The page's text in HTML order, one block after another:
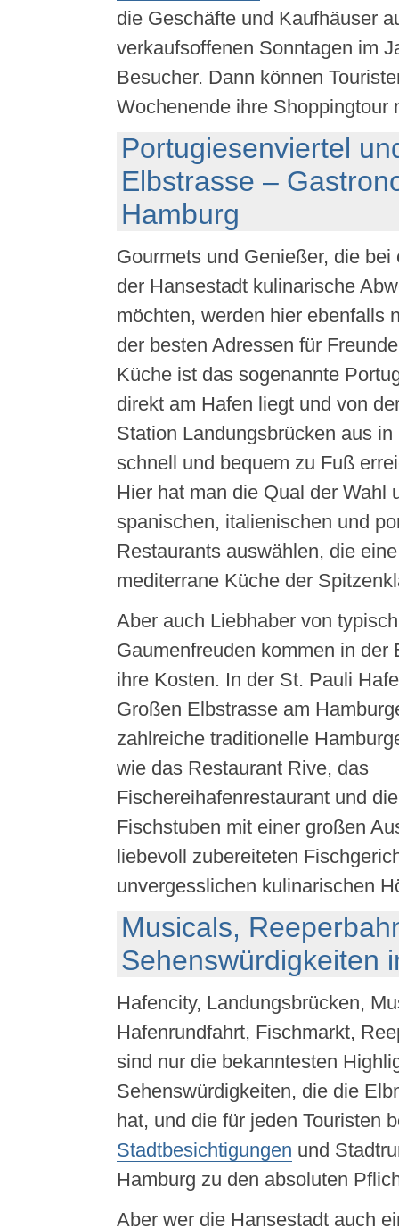
die Geschäfte und Kaufhäuser
verkaufsoffenen Sonntagen im
Besucher. Dann können
Wochenende ihre Shoppingtour
Portugiesenviertel
Elbstrasse –
Hamburg
Gourmets und Genießer, die
der Hansestadt kulinarische
möchten, werden hier ebenfalls
der besten Adressen für
Küche ist das sogenannte
direkt am Hafen liegt und von
Station Landungsbrücken aus
schnell und bequem zu Fuß
Hier hat man die Qual der Wahl
spanischen, italienischen und
Restaurants auswählen, die
mediterrane Küche der
Aber auch Liebhaber von
Gaumenfreuden kommen in der
ihre Kosten. In der St. Pauli
Großen Elbstrasse am
zahlreiche traditionelle
wie das Restaurant Rive, das
Fischereihafenrestaurant und
Fischstuben mit einer großen
liebevoll zubereiteten
unvergesslichen kulinarischen
Musicals,
Sehenswürdigkeiten
Hafencity, Landungsbrücken,
Hafenrundfahrt, Fischmarkt,
sind nur die bekanntesten
Sehenswürdigkeiten, die die
hat, und die für jeden Touristen
Stadtbesichtigungen und
Hamburg zu den absoluten
Aber wer die Hansestadt auch